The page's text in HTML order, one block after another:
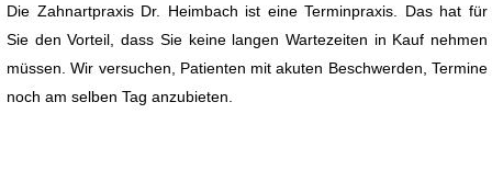
Die Zahnartpraxis Dr. Heimbach ist eine Terminpraxis. Das hat für
Sie den Vorteil, dass Sie keine langen Wartezeiten in Kauf nehmen
müssen. Wir versuchen, Patienten mit akuten Beschwerden, Termine
noch am selben Tag anzubieten.